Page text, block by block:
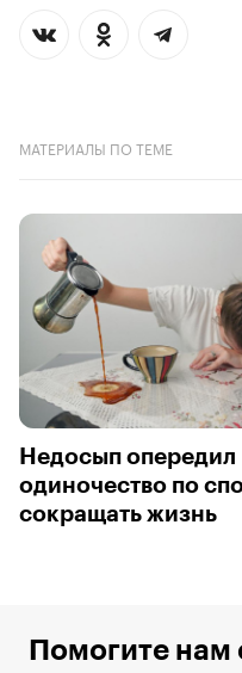
МАТЕРИАЛЫ ПО ТЕМЕ
Недосып опередил
одиночество по
сокращать жизнь
Помогите нам